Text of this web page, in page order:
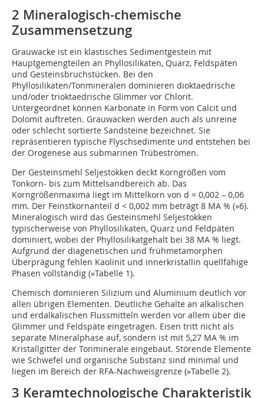
2 Mineralogisch-chemische
Zusammensetzung
Grauwacke ist ein klastisches Sedimentgestein mit
Hauptgemengteilen an Phyllosilikaten, Quarz, Feldspäten
und Gesteinsbruchstücken. Bei den
Phyllosilikaten/Tonmineralen dominieren dioktaedrische
und/oder trioktaedrische Glimmer vor Chlorit.
Untergeordnet können Karbonate in Form von Calcit und
Dolomit auftreten. Grauwacken werden auch als unreine
oder schlecht sortierte Sandsteine bezeichnet. Sie
repräsentieren typische Flyschsedimente und entstehen bei
der Orogenese aus submarinen Trübeströmen.
Der Gesteinsmehl Seljestokken deckt Korngrößen vom
Tonkorn- bis zum Mittelsandbereich ab. Das
Korngrößenmaxima liegt im Mittelkorn von d = 0,002 – 0,06
mm. Der Feinstkornanteil d < 0,002 mm beträgt 8 MA % (»6).
Mineralogisch wird das Gesteinsmehl Seljestokken
typischerweise von Phyllosilikaten, Quarz und Feldpäten
dominiert, wobei der Phyllosilikatgehalt bei 38 MA % liegt.
Aufgrund der diagenetischen und frühmetamorphen
Überprägung fehlen Kaolinit und innerkristallin quellfähige
Phasen vollständig (»Tabelle 1).
Chemisch dominieren Silizium und Aluminium deutlich vor
allen übrigen Elementen. Deutliche Gehalte an alkalischen
und erdalkalischen Flussmitteln werden vor allem über die
Glimmer und Feldspäte eingetragen. Eisen tritt nicht als
separate Mineralphase auf, sondern ist mit 5,27 MA % im
Kristallgitter der Tonminerale eingebaut. Störende Elemente
wie Schwefel und organische Substanz sind minimal und
liegen im Bereich der RFA-Nachweisgrenze (»Tabelle 2).
3 Keramtechnologische Charakteristik